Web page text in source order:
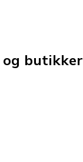
butikker